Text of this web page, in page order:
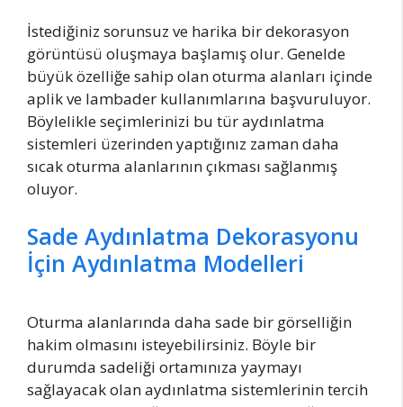
İstediğiniz sorunsuz ve harika bir dekorasyon
görüntüsü oluşmaya başlamış olur. Genelde
büyük özelliğe sahip olan oturma alanları içinde
aplik ve lambader kullanımlarına başvuruluyor.
Böylelikle seçimlerinizi bu tür aydınlatma
sistemleri üzerinden yaptığınız zaman daha
sıcak oturma alanlarının çıkması sağlanmış
oluyor.
Sade Aydınlatma Dekorasyonu
İçin Aydınlatma Modelleri
Oturma alanlarında daha sade bir görselliğin
hakim olmasını isteyebilirsiniz. Böyle bir
durumda sadeliği ortamınıza yaymayı
sağlayacak olan aydınlatma sistemlerinin tercih